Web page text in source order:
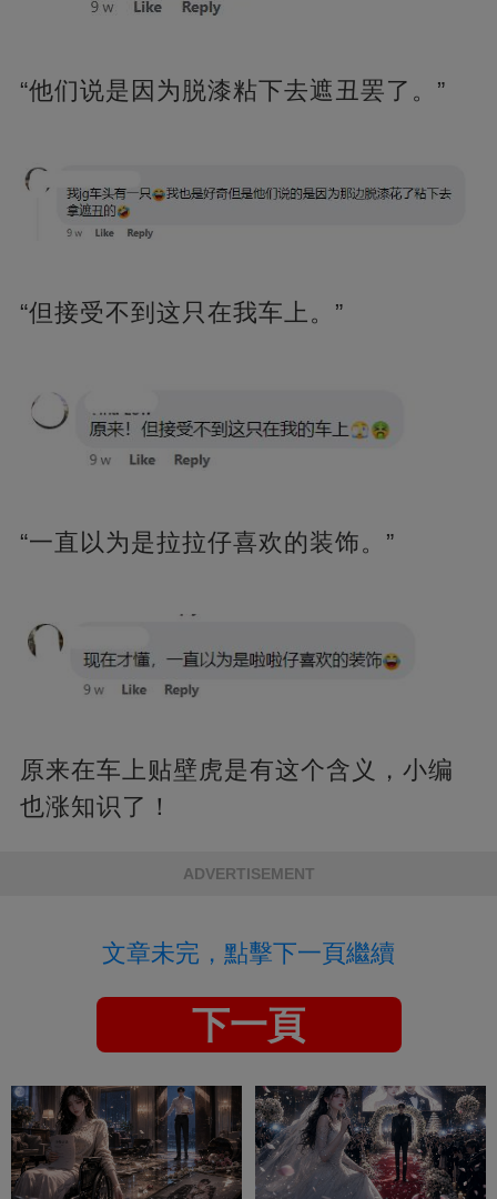
“他们说是因为脱漆粘下去遮丑罢了。”
“但接受不到这只在我车上。”
“一直以为是拉拉仔喜欢的装饰。”
原来在车上贴壁虎是有这个含义，小编
也涨知识了！
ADVERTISEMENT
文章未完，點擊下一頁繼續
下一頁